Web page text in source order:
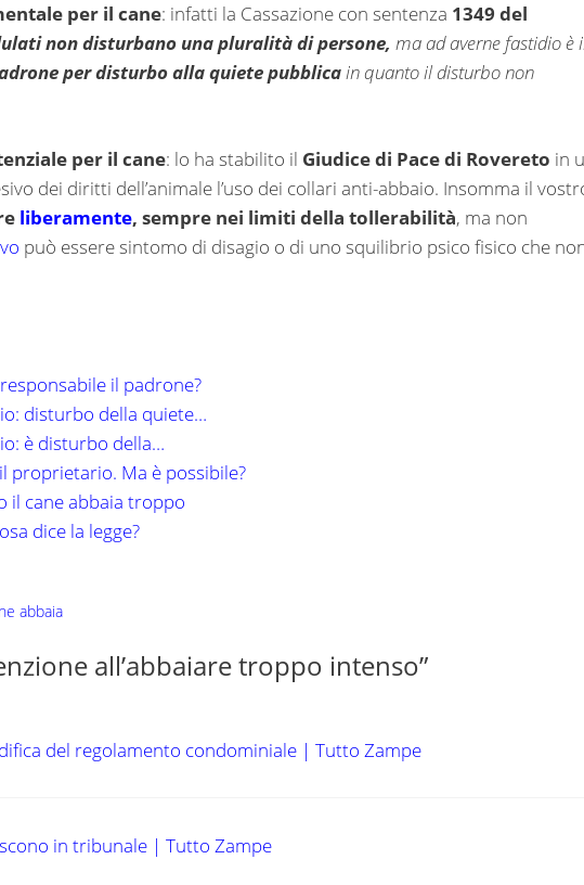
per il cane: infatti la Cassazione con sentenza 1349 del
non disturbano una pluralità di persone, ma ad averne fastidio è
per disturbo alla quiete pubblicain quanto il disturbo non
per il cane: lo ha stabilito il Giudice di Pace di Rovereto in
dei diritti dell’animale l’uso dei collari anti-abbaio. Insomma il
liberamente, sempre nei limiti della tollerabilità, ma non
può essere sintomo di disagio o di uno squilibrio psico fisico che
il padrone?
disturbo della quiete…
è disturbo della…
proprietario. Ma è possibile?
il cane abbaia troppo
dice la legge?
abbaia
all’abbaiare troppo intenso”
del regolamento condominiale | Tutto Zampe
in tribunale | Tutto Zampe